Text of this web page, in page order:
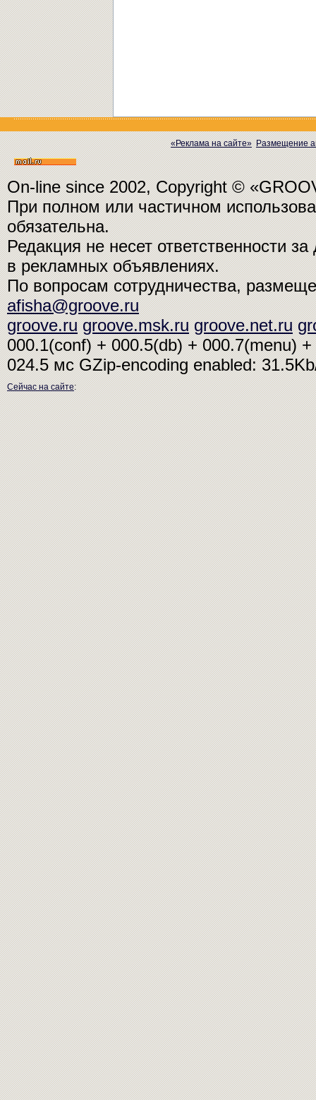
«Реклама на сайте» Размещение
On-line since 2002, Copyright ©
При полном или частичном
обязательна.
Редакция не несет ответственности
в рекламных объявлениях.
По вопросам сотрудничества,
afisha@groove.ru
groove.ru groove.msk.ru groove.net.ru
000.1(conf) + 000.5(db) + 000.7(menu)
024.5 мсGZip-encoding enabled:
Сейчас на сайте: